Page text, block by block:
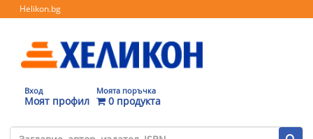
Helikon.bg
Вход
Моят профил
Моята поръчка
0 продукта